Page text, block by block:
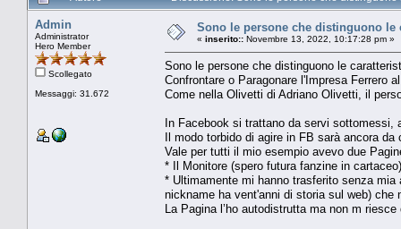
Admin
Administrator
Hero Member
Scollegato
Messaggi: 31.672
Sono le persone che distinguono
« inserito:: Novembre 13, 2022, 10:17:28 pm »
Sono le persone che distinguono le
Confrontare o Paragonare l'Impresa Ferrero
Come nella Olivetti di Adriano Olivetti, il
In Facebook si trattano da servi sottomessi,
Il modo torbido di agire in FB sarà ancora da
Vale per tutti il mio esempio avevo due
* Il Monitore (spero futura fanzine in
* Ultimamente mi hanno trasferito senza
nickname ha vent'anni di storia sul web)
La Pagina l’ho autodistrutta ma non m